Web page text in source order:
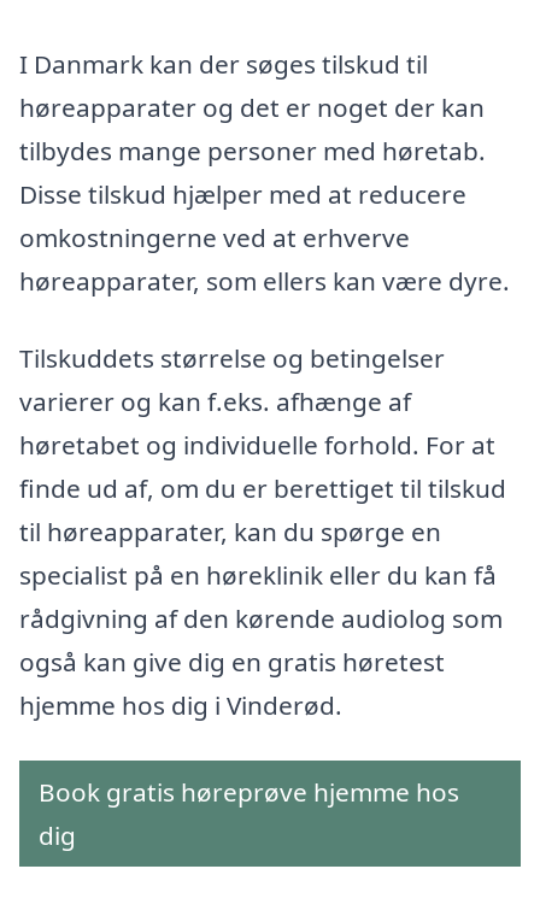
I Danmark kan der søges tilskud til
høreapparater og det er noget der kan
tilbydes mange personer med høretab.
Disse tilskud hjælper med at reducere
omkostningerne ved at erhverve
høreapparater, som ellers kan være dyre.
Tilskuddets størrelse og betingelser
varierer og kan f.eks. afhænge af
høretabet og individuelle forhold. For at
finde ud af, om du er berettiget til tilskud
til høreapparater, kan du spørge en
specialist på en høreklinik eller du kan få
rådgivning af den kørende audiolog som
også kan give dig en gratis høretest
hjemme hos dig i Vinderød.
Book gratis høreprøve hjemme hos
dig